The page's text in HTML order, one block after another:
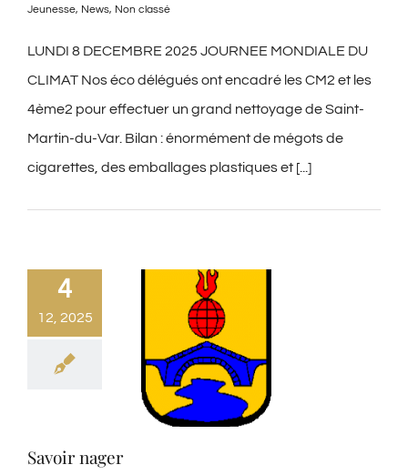
Jeunesse, News, Non classé
LUNDI 8 DECEMBRE 2025 JOURNEE MONDIALE DU
CLIMAT Nos éco délégués ont encadré les CM2 et les
4ème2 pour effectuer un grand nettoyage de Saint-
Martin-du-Var. Bilan : énormément de mégots de
cigarettes, des emballages plastiques et [...]
4
12, 2025
Savoir nager